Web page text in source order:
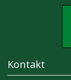
Kontakt